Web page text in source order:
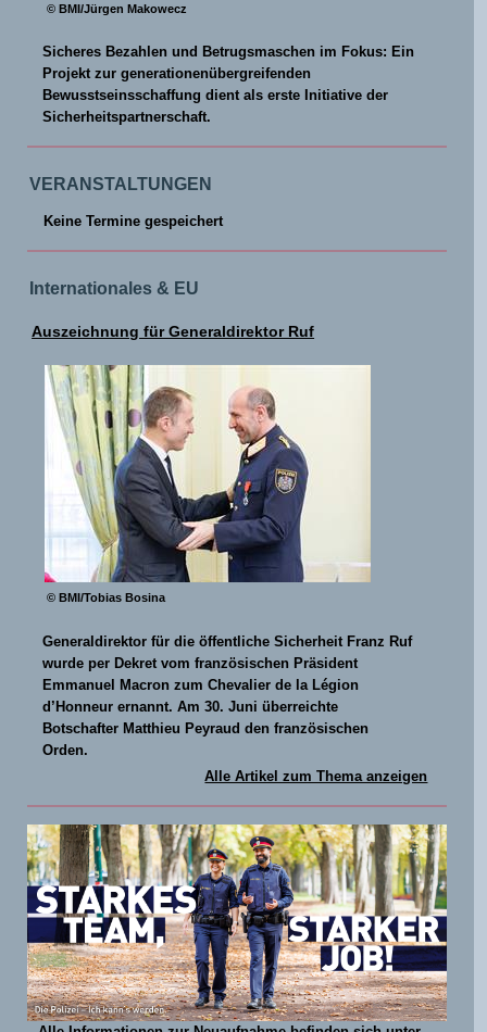
© BMI/Jürgen Makowecz
Sicheres Bezahlen und Betrugsmaschen im Fokus: Ein
Projekt zur generationenübergreifenden
Bewusstseinsschaffung dient als erste Initiative der
Sicherheitspartnerschaft.
VERANSTALTUNGEN
Keine Termine gespeichert
Internationales & EU
Auszeichnung für Generaldirektor Ruf
© BMI/Tobias Bosina
Generaldirektor für die öffentliche Sicherheit Franz Ruf
wurde per Dekret vom französischen Präsident
Emmanuel Macron zum Chevalier de la Légion
d’Honneur ernannt. Am 30. Juni überreichte
Botschafter Matthieu Peyraud den französischen
Orden.
Alle Artikel zum Thema anzeigen